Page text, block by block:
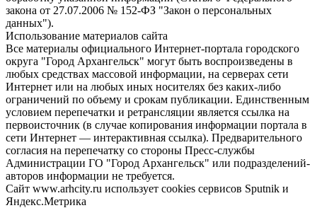
закона от 27.07.2006 № 152-ФЗ "Закон о персональных
данных").
Использование материалов сайта
Все материалы официального Интернет-портала городского
округа "Город Архангельск" могут быть воспроизведены в
любых средствах массовой информации, на серверах сети
Интернет или на любых иных носителях без каких-либо
ограничений по объему и срокам публикации. Единственным
условием перепечатки и ретрансляции является ссылка на
первоисточник (в случае копирования информации портала в
сети Интернет — интерактивная ссылка). Предварительного
согласия на перепечатку со стороны Пресс-службы
Администрации ГО "Город Архангельск" или подразделений-
авторов информации не требуется.
Сайт www.arhcity.ru использует cookies сервисов Sputnik и
Яндекс.Метрика